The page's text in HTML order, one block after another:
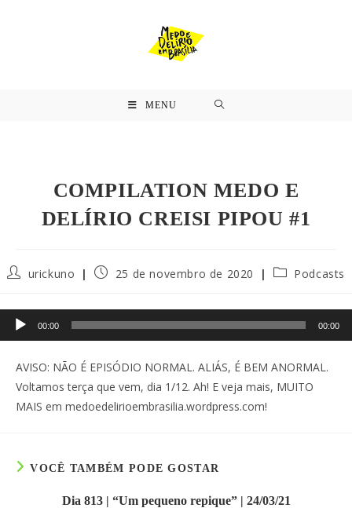
MENU
COMPILATION MEDO E
DELÍRIO CREISI PIPOU #1
urickuno 25 de novembro de 2020 Podcasts
Tocador
de
00:00 00:00
AVISO: NÃO É EPISÓDIO NORMAL. ALIÁS, É BEM ANORMAL.
Voltamos terça que vem, dia 1/12. Ah! E veja mais, MUITO
MAIS em medoedelirioembrasilia.wordpress.com!
VOCÊ TAMBÉM PODE GOSTAR
Dia 813 | “Um pequeno repique” | 24/03/21